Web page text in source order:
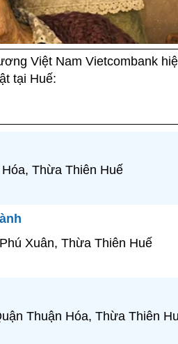
Việt Nam Vietcombank
tại Huế:
Thừa Thiên Huế
Xuân, Thừa Thiên Huế
Thuận Hóa, Thừa Thiên